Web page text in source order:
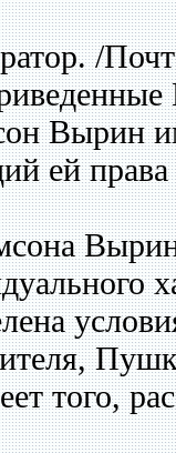
/
Вырин
ей
того,